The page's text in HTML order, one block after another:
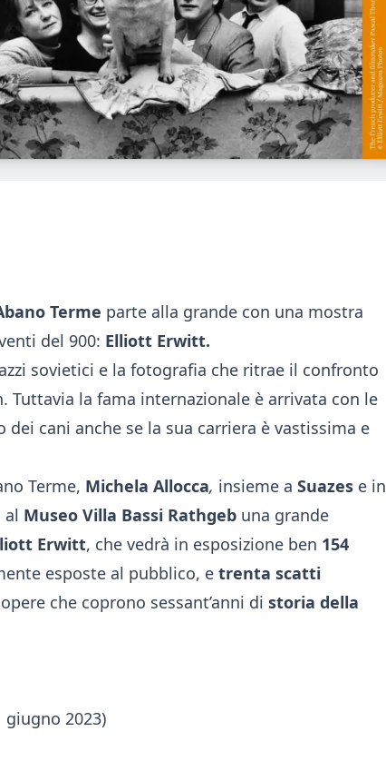
Terme parte alla grande con una mostra
del 900: Elliott Erwitt.
sovietici e la fotografia che ritrae il confronto
Tuttavia la fama internazionale è arrivata con le
cani anche se la sua carriera è vastissima e
Terme, Michela Allocca, insieme a Suazes e in
al Museo Villa Bassi Rathgeb una grande
Erwitt, che vedrà in esposizione ben 154
esposte al pubblico, e trenta scatti
che coprono sessant’anni di storia della
giugno 2023)